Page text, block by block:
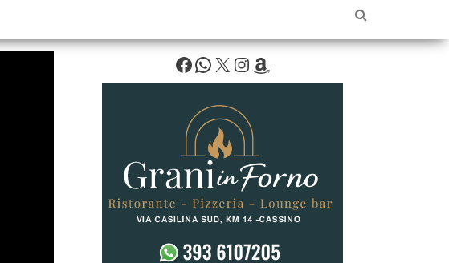
Facebook
WhatsApp
X Instagram
Amazon